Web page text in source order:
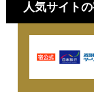
人気サイト